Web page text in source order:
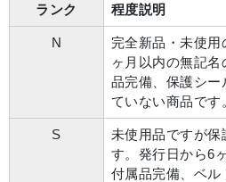
ランク 程度説明
N
完全新品・未使
ヶ月以内の無記
品完備、保護シ
ていない商品です
S
未使用品ですが
す。発行日から6
付属品完備、ベル